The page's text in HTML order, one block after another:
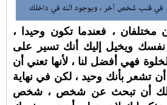
مختلفان ، فعندما تكون وحيدا ،
ويخيل إليك أنك تسير على
فهي أفضل لنا ، لأنها تعني أن
تشعر بأنك وحيد ، لكن في نهاية
لك أن تبحث عن شخص ، شخص